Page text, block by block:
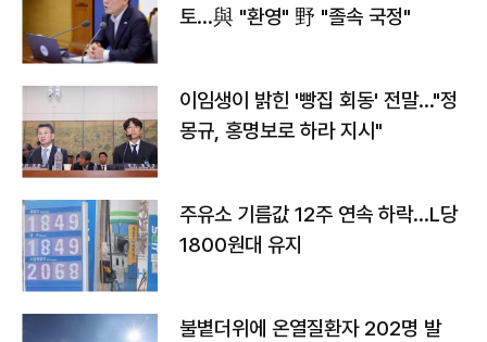
토…與 "환영" 野 "졸속 국정"
이임생이 밝힌 '빵집 회동' 전말…"정
몽규, 홍명보로 하라 지시"
주유소 기름값 12주 연속 하락…L당
1800원대 유지
불볕더위에 온열질환자 202명 발